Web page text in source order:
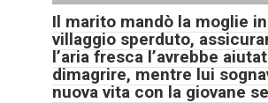
Il marito mandò la moglie
villaggio sperduto,
l’aria fresca l’avrebbe
dimagrire, mentre lui
nuova vita con la giovane